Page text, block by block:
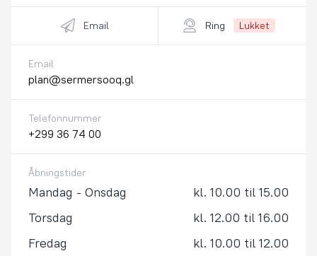
Email Ring Lukket
Email
plan@sermersooq.gl
Telefonnummer
+299 36 74 00
Åbningstider
Mandag - Onsdag
kl. 10.00 til 15.00
Torsdag
kl. 12.00 til 16.00
Fredag
kl. 10.00 til 12.00